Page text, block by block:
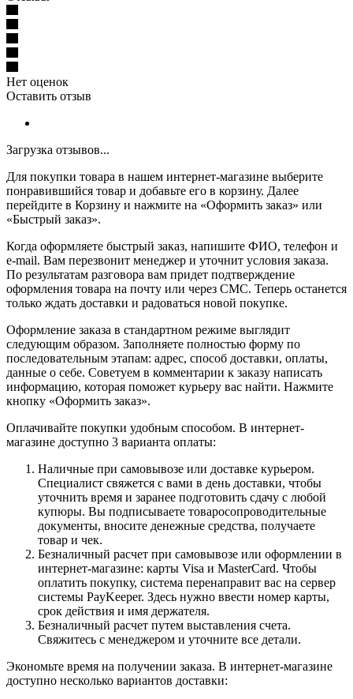
Нет оценок
Оставить отзыв
Загрузка отзывов...
Для покупки товара в нашем интернет-магазине выберите
понравившийся товар и добавьте его в корзину. Далее
перейдите в Корзину и нажмите на «Оформить заказ» или
«Быстрый заказ».
Когда оформляете быстрый заказ, напишите ФИО, телефон и
e-mail. Вам перезвонит менеджер и уточнит условия заказа.
По результатам разговора вам придет подтверждение
оформления товара на почту или через СМС. Теперь останется
только ждать доставки и радоваться новой покупке.
Оформление заказа в стандартном режиме выглядит
следующим образом. Заполняете полностью форму по
последовательным этапам: адрес, способ доставки, оплаты,
данные о себе. Советуем в комментарии к заказу написать
информацию, которая поможет курьеру вас найти. Нажмите
кнопку «Оформить заказ».
Оплачивайте покупки удобным способом. В интернет-
магазине доступно 3 варианта оплаты:
Наличные при самовывозе или доставке курьером.
Специалист свяжется с вами в день доставки, чтобы
уточнить время и заранее подготовить сдачу с любой
купюры. Вы подписываете товаросопроводительные
документы, вносите денежные средства, получаете
товар и чек.
Безналичный расчет при самовывозе или оформлении в
интернет-магазине: карты Visa и MasterCard. Чтобы
оплатить покупку, система перенаправит вас на сервер
системы PayKeeper. Здесь нужно ввести номер карты,
срок действия и имя держателя.
Безналичный расчет путем выставления счета.
Свяжитесь с менеджером и уточните все детали.
Экономьте время на получении заказа. В интернет-магазине
доступно несколько вариантов доставки: